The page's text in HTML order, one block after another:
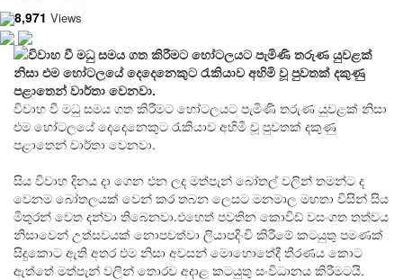
8,971 Views
විවාහ වී මධු සමය ගත කිරීමට හෝටලයට පැමිණි තරුණ යුවළක්
නිසා එම හෝටලයේ දෙදෙනෙකුට රැකියාව අහිමි වූ පුවතක් දකුණු
පළාතෙන් වාර්තා වෙනවා.
විවාහ වී මධු සමය ගත කිරීමට හෝටලයට පැමිණි තරුණ යුවළක් නිසා
එම හෝටලයේ දෙදෙනෙකුට රැකියාව අහිමි වූ පුවතක් දකුණු
පළාතෙන් වාර්තා වෙනවා.
සිය විවාහ දිනය දා ගෙන එන ලද මත්පැන් බෝතල් වලින් තමන්ට ද
වෙනම බෝතලයක් වෙන් කර තබන ලෙසට මනමාල මහතා විසින් සිය
මිතුරන් වෙත දන්වා තිබෙනවා.එහෙත් පවතින කොවිඩ් වසංගත තත්වය
නිසාවෙන් උත්සවයක් නොපවත්වා ලියාපදිංචි කිරීමේ කටයුතු පමණක්
සිදුකොට ඇති අතර එම නිසා අවසන් මොහොතේදී තීරණය කොට
ඇත්තේ මත්පැන් වලින් තොරව අදාළ කටයුතු සංවිධානය කිරීමටයි.